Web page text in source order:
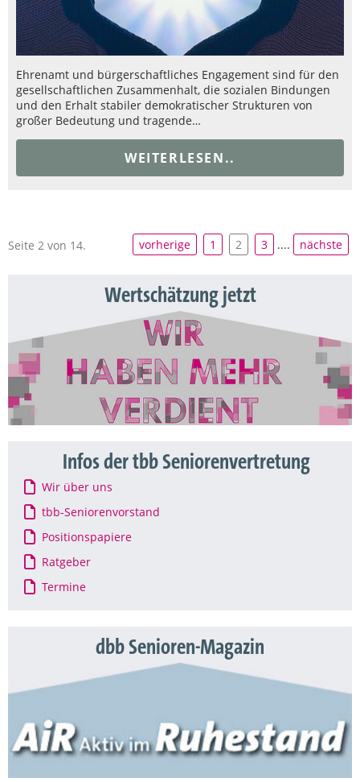
Ehrenamt und bürgerschaftliches Engagement sind für den
gesellschaftlichen Zusammenhalt, die sozialen Bindungen
und den Erhalt stabiler demokratischer Strukturen von
großer Bedeutung und tragende…
WEITERLESEN..
Seite 2 von 14. vorherige 1 2 3 .... nächste
Wertschätzung jetzt
Infos der tbb Seniorenvertretung
Wir über uns
tbb-Seniorenvorstand
Positionspapiere
Ratgeber
Termine
dbb Senioren-Magazin